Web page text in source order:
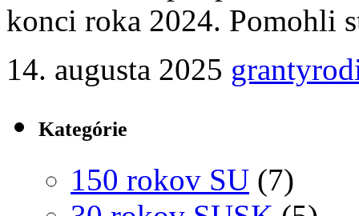
konci roka 2024. Pomohli
14. augusta 2025 granty
Kategórie
150 rokov SU (7)